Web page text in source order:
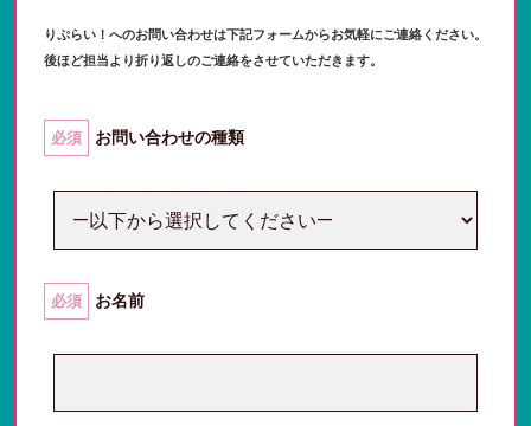
りぷらい！へのお問い合わせは下記フォームからお気軽にご連絡ください。
後ほど担当より折り返しのご連絡をさせていただきます。
必須 お問い合わせの種類
必須 お名前